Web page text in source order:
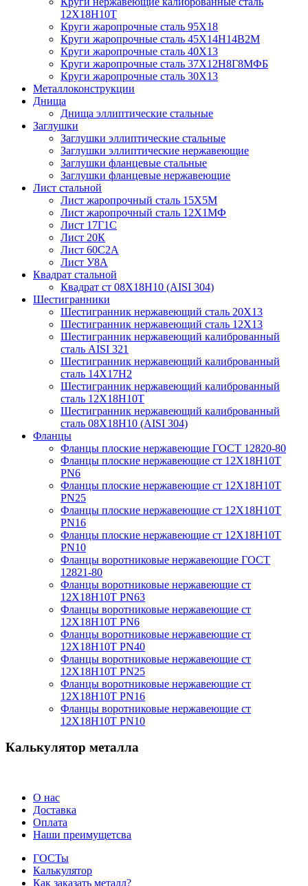
12Х18Н10Т
Круги жаропрочные сталь 95Х18
Круги жаропрочные сталь 45Х14Н14В2М
Круги жаропрочные сталь 40Х13
Круги жаропрочные сталь 37Х12Н8Г8МФБ
Круги жаропрочные сталь 30Х13
Металлоконструкции
Днища
Днища эллиптические стальные
Заглушки
Заглушки эллиптические стальные
Заглушки эллиптические нержавеющие
Заглушки фланцевые стальные
Заглушки фланцевые нержавеющие
Лист стальной
Лист жаропрочный сталь 15Х5М
Лист жаропрочный сталь 12Х1МФ
Лист 17Г1С
Лист 20К
Лист 60С2А
Лист У8А
Квадрат стальной
Квадрат ст 08Х18Н10 (AISI 304)
Шестигранники
Шестигранник нержавеющий сталь 20Х13
Шестигранник нержавеющий сталь 12Х13
Шестигранник нержавеющий калиброванный
сталь AISI 321
Шестигранник нержавеющий калиброванный
сталь 14Х17Н2
Шестигранник нержавеющий калиброванный
сталь 12Х18Н10Т
Шестигранник нержавеющий калиброванный
сталь 08Х18Н10 (AISI 304)
Фланцы
Фланцы плоские нержавеющие ГОСТ 12820-80
Фланцы плоские нержавеющие ст 12Х18Н10Т
PN6
Фланцы плоские нержавеющие ст 12Х18Н10Т
PN25
Фланцы плоские нержавеющие ст 12Х18Н10Т
PN16
Фланцы плоские нержавеющие ст 12Х18Н10Т
PN10
Фланцы воротниковые нержавеющие ГОСТ
12821-80
Фланцы воротниковые нержавеющие ст
12Х18Н10Т PN63
Фланцы воротниковые нержавеющие ст
12Х18Н10Т PN6
Фланцы воротниковые нержавеющие ст
12Х18Н10Т PN40
Фланцы воротниковые нержавеющие ст
12Х18Н10Т PN25
Фланцы воротниковые нержавеющие ст
12Х18Н10Т PN16
Фланцы воротниковые нержавеющие ст
12Х18Н10Т PN10
Калькулятор металла
О нас
Доставка
Оплата
Наши преимущетсва
ГОСТы
Калькулятор
Как заказать металл?